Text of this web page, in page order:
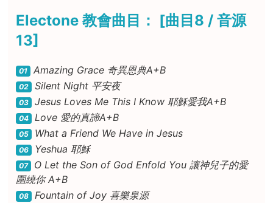
Electone 教會曲目： [曲目8 / 音源
13]
01 Amazing Grace 奇異恩典A+B
02 Silent Night 平安夜
03 Jesus Loves Me This I Know 耶穌愛我A+B
04 Love 愛的真諦A+B
05 What a Friend We Have in Jesus
06 Yeshua 耶穌
07 O Let the Son of God Enfold You 讓神兒子的愛
圍繞你 A+B
08 Fountain of Joy 喜樂泉源